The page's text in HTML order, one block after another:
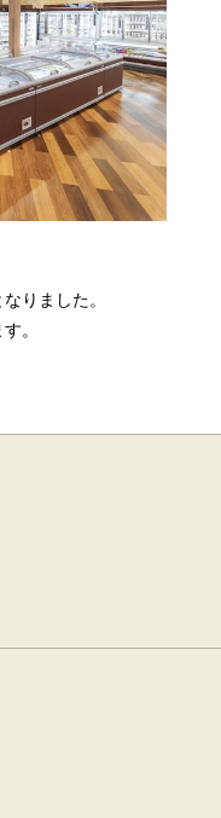
りました。
。